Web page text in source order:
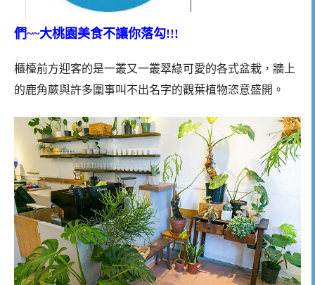
們~~大桃園美食不讓你落勾!!!
櫃檯前方迎客的是一叢又一叢翠綠可愛的各式盆栽，牆上
的鹿角蕨與許多圍事叫不出名字的觀葉植物恣意盛開。